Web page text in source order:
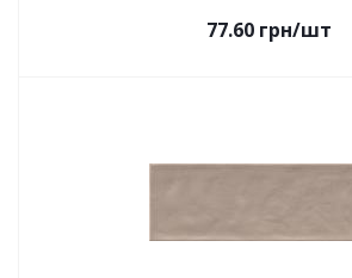
77.60грн/шт